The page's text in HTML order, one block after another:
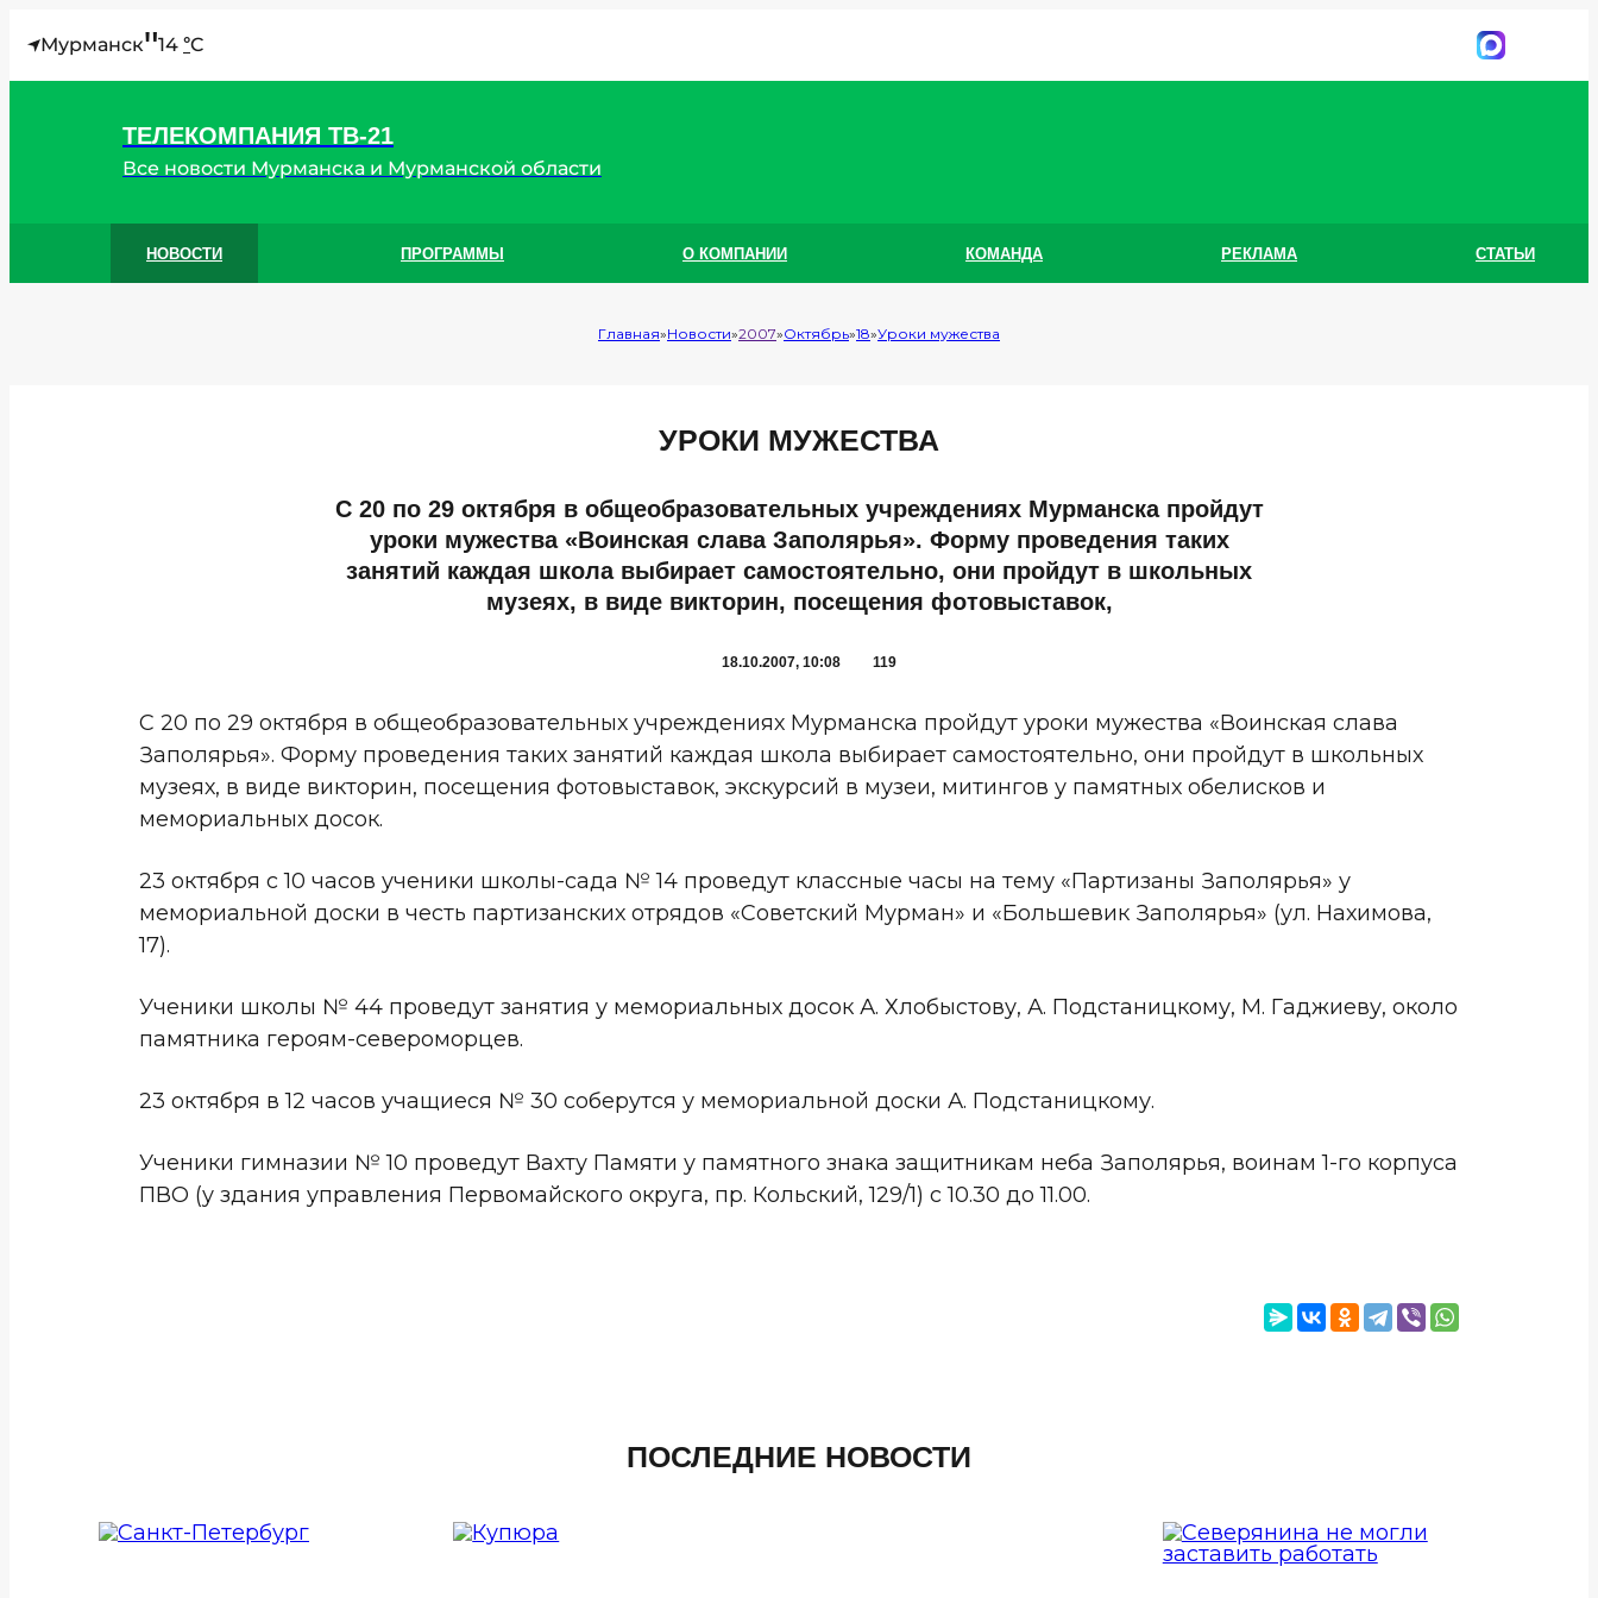
Мурманск"14 °C
ТЕЛЕКОМПАНИЯ ТВ-21
Все новости Мурманска и Мурманской области
НОВОСТИ ПРОГРАММЫ О КОМПАНИИ КОМАНДА РЕКЛАМА СТАТЬИ
Главная Новости 2007 Октябрь 18 Уроки мужества
УРОКИ МУЖЕСТВА
С 20 по 29 октября в общеобразовательных учреждениях Мурманска пройдут
уроки мужества «Воинская слава Заполярья». Форму проведения таких
занятий каждая школа выбирает самостоятельно, они пройдут в школьных
музеях, в виде викторин, посещения фотовыставок,
18.10.2007, 10:08 119
С 20 по 29 октября в общеобразовательных учреждениях Мурманска пройдут уроки мужества «Воинская слава
Заполярья». Форму проведения таких занятий каждая школа выбирает самостоятельно, они пройдут в школьных
музеях, в виде викторин, посещения фотовыставок, экскурсий в музеи, митингов у памятных обелисков и
мемориальных досок.
23 октября с 10 часов ученики школы-сада № 14 проведут классные часы на тему «Партизаны Заполярья» у
мемориальной доски в честь партизанских отрядов «Советский Мурман» и «Большевик Заполярья» (ул. Нахимова,
17).
Ученики школы № 44 проведут занятия у мемориальных досок А. Хлобыстову, А. Подстаницкому, М. Гаджиеву, около
памятника героям-североморцев.
23 октября в 12 часов учащиеся № 30 соберутся у мемориальной доски А. Подстаницкому.
Ученики гимназии № 10 проведут Вахту Памяти у памятного знака защитникам неба Заполярья, воинам 1-го корпуса
ПВО (у здания управления Первомайского округа, пр. Кольский, 129/1) с 10.30 до 11.00.
ПОСЛЕДНИЕ НОВОСТИ